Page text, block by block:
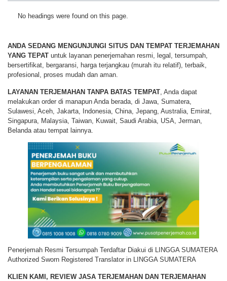
No headings were found on this page.
ANDA SEDANG MENGUNJUNGI SITUS DAN TEMPAT TERJEMAHAN
YANG TEPAT untuk layanan penerjemahan resmi, legal, tersumpah,
bersertifikat, bergaransi, harga terjangkau (murah itu relatif), terbaik,
profesional, proses mudah dan aman.
LAYANAN TERJEMAHAN TANPA BATAS TEMPAT , Anda dapat
melakukan order di manapun Anda berada, di Jawa, Sumatera,
Sulawesi, Aceh, Jakarta, Indonesia, China, Jepang, Australia, Emirat,
Singapura, Malaysia, Taiwan, Kuwait, Saudi Arabia, USA, Jerman,
Belanda atau tempat lainnya.
Penerjemah Resmi Tersumpah Terdaftar Diakui di LINGGA SUMATERA
Authorized Sworn Registered Translator in LINGGA SUMATERA
KLIEN KAMI, REVIEW JASA TERJEMAHAN DAN TERJEMAHAN